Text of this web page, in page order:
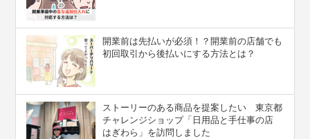
開業前は先払いが必須！？開業前の店舗でも
初回取引から後払いにする方法とは？
ストーリーのある商品を提案したい 東京都
チャレンジショップ「日用品と手仕事の店
はぎわら」を訪問しました